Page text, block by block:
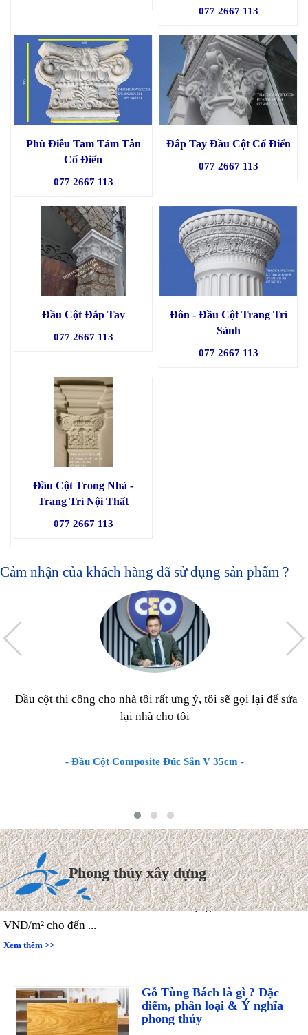
077 2667 113
Phù Điêu Tam Tám Tân
Cổ Điển
077 2667 113
Đắp Tay Đầu Cột Cổ Điển
077 2667 113
Đầu Cột Đắp Tay
077 2667 113
Đôn - Đầu Cột Trang Trí
Sảnh
077 2667 113
Đầu Cột Trong Nhà -
Trang Trí Nội Thất
077 2667 113
Cảm nhận của khách hàng đã sử dụng sản phẩm ?
Đầu cột thi công cho nhà tôi rất ưng ý, tôi sẽ gọi lại để sửa
lại nhà cho tôi
- Đầu Cột Composite Đúc Sẵn V 35cm -
Phong thủy xây dựng
Chi phí xây dựng & Hoàn
thiện Biệt thự mái Thái 2027
Hiện nay, chi phí thi công hoàn
thiện trọn gói biệt thự mái
Thái dao động từ 8.000.000
VNĐ/m² cho đến ...
Xem thêm >>
điểm, phân loại & Ý nghĩa
phong thủy